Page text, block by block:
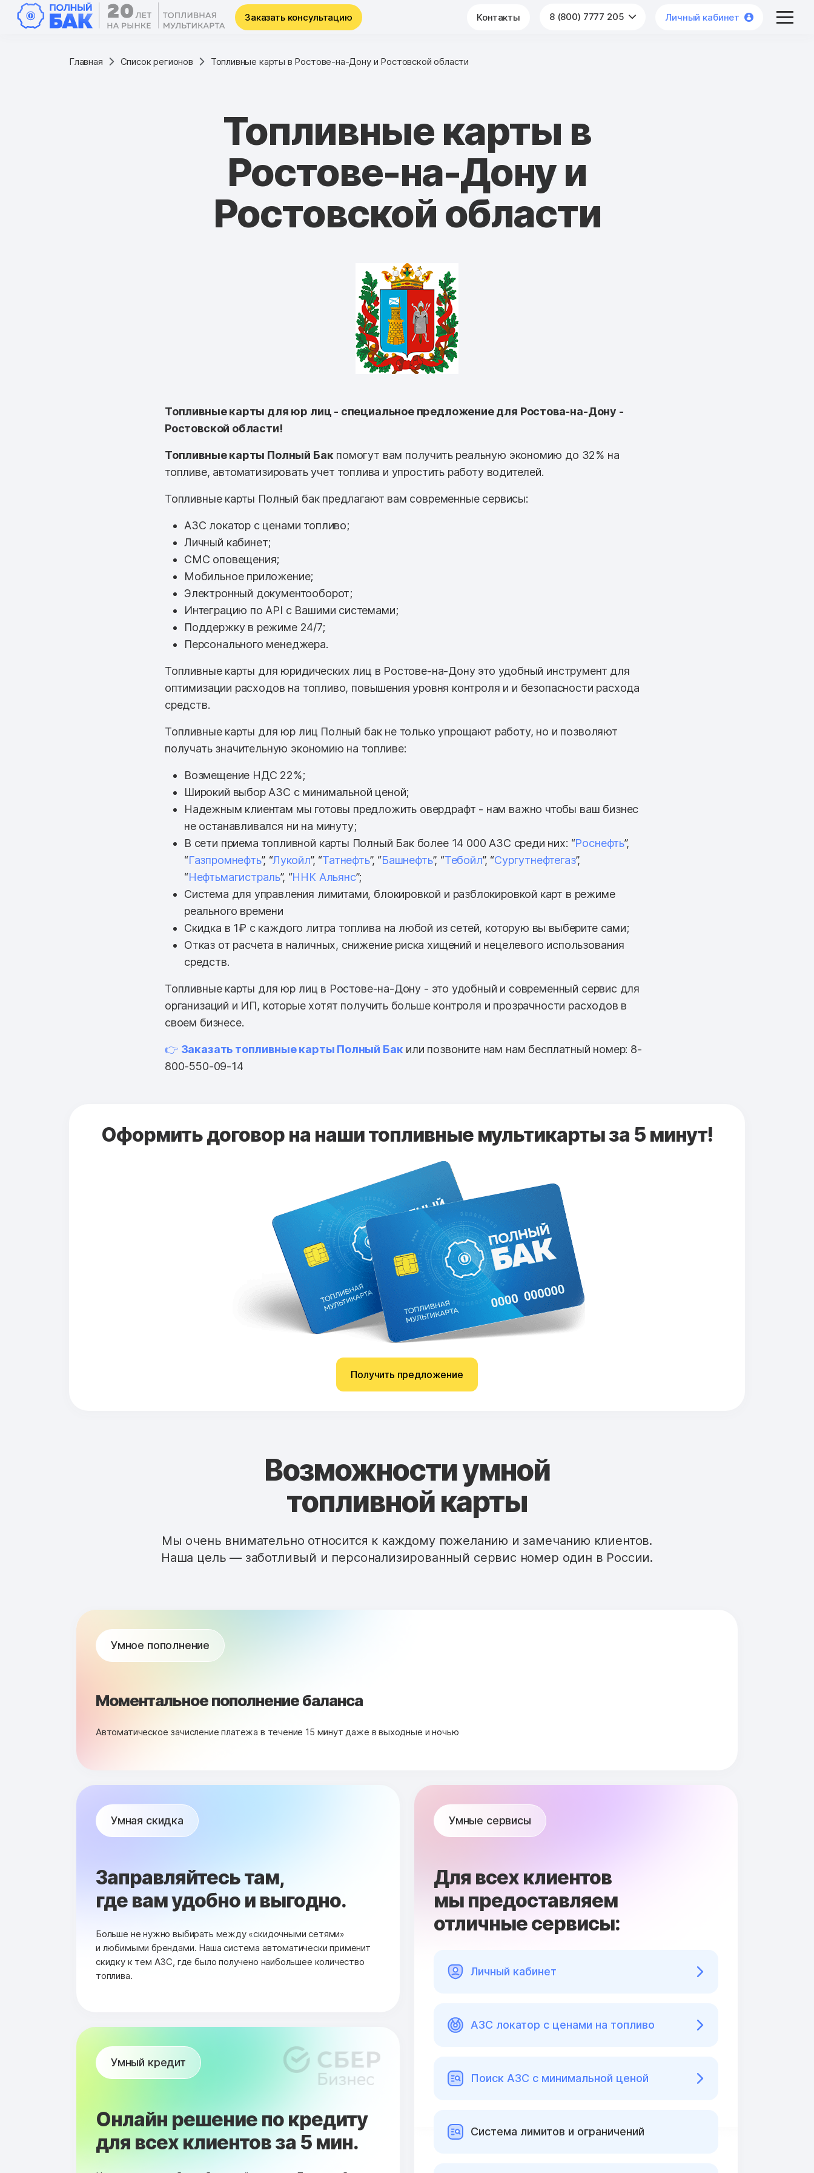
Заказать консультацию Контакты 8 (800) 7777 205 Личный кабинет
Главная Список регионов Топливные карты в Ростове-на-Дону и Ростовской области
Топливные карты в
Ростове-на-Дону и
Ростовской области
Топливные карты для юр лиц - специальное предложение для Ростова-на-Дону -
Ростовской области!
Топливные карты Полный Бак помогут вам получить реальную экономию до 32% на
топливе, автоматизировать учет топлива и упростить работу водителей.
Топливные карты Полный бак предлагают вам современные сервисы:
АЗС локатор с ценами топливо;
Личный кабинет;
СМС оповещения;
Мобильное приложение;
Электронный документооборот;
Интеграцию по API с Вашими системами;
Поддержку в режиме 24/7;
Персонального менеджера.
Топливные карты для юридических лиц в Ростове-на-Дону это удобный инструмент для
оптимизации расходов на топливо, повышения уровня контроля и и безопасности расхода
средств.
Топливные карты для юр лиц Полный бак не только упрощают работу, но и позволяют
получать значительную экономию на топливе:
Возмещение НДС 22%;
Широкий выбор АЗС с минимальной ценой;
Надежным клиентам мы готовы предложить овердрафт - нам важно чтобы ваш бизнес
не останавливался ни на минуту;
В сети приема топливной карты Полный Бак более 14 000 АЗС среди них: “Роснефть”,
“Газпромнефть”, “Лукойл”, “Татнефть”, “Башнефть”, “Тебойл”, “Сургутнефтегаз”,
“Нефтьмагистраль”, “ННК Альянс”;
Система для управления лимитами, блокировкой и разблокировкой карт в режиме
реального времени
Скидка в 1₽ с каждого литра топлива на любой из сетей, которую вы выберите сами;
Отказ от расчета в наличных, снижение риска хищений и нецелевого использования
средств.
Топливные карты для юр лиц в Ростове-на-Дону - это удобный и современный сервис для
организаций и ИП, которые хотят получить больше контроля и прозрачности расходов в
своем бизнесе.
👉 Заказать топливные карты Полный Бак или позвоните нам нам бесплатный номер: 8-
800-550-09-14
Оформить договор на наши топливные мультикарты за 5 минут!
Получить предложение
Возможности умной
топливной карты
Мы очень внимательно относится к каждому пожеланию и замечанию клиентов.
Наша цель — заботливый и персонализированный сервис номер один в России.
Умное пополнение
Моментальное пополнение баланса
Автоматическое зачисление платежа в течение 15 минут даже в выходные и ночью
Умная скидка
Заправляйтесь там,
где вам удобно и выгодно.
Больше не нужно выбирать между «скидочными сетями»
и любимыми брендами. Наша система автоматически применит
скидку к тем АЗС, где было получено наибольшее количество
топлива.
Умный кредит
Онлайн решение по кредиту
для всех клиентов за 5 мин.
Умные сервисы
Для всех клиентов
мы предоставляем
отличные сервисы:
Личный кабинет
АЗС локатор с ценами на топливо
Поиск АЗС с минимальной ценой
Cистема лимитов и ограничений